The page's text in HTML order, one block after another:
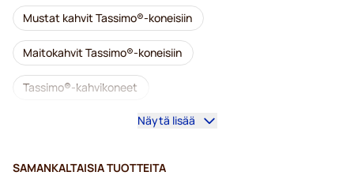
Mustat kahvit Tassimo®-koneisiin
Maitokahvit Tassimo®-koneisiin
Tassimo®-kahvikoneet
Kofeiinittomat kahvit Tassimo-koneisiin
Näytä lisää
SAMANKALTAISIA TUOTTEITA